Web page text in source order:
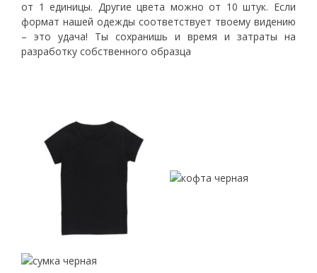
от 1 единицы. Другие цвета можно от 10 штук. Если
формат нашей одежды соответствует твоему видению
– это удача! Ты сохранишь и время и затраты на
разработку собственного образца